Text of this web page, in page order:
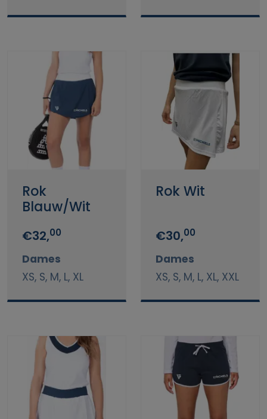
Rok
Blauw/Wit
€32,00
Dames
XS, S, M, L, XL
Rok Wit
€30,00
Dames
XS, S, M, L, XL, XXL